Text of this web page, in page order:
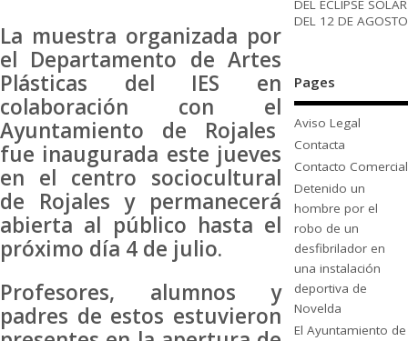
La muestra organizada por
el Departamento de Artes
Plásticas del IES en
colaboración con el
Ayuntamiento de Rojales
fue inaugurada este jueves
en el centro sociocultural
de Rojales y permanecerá
abierta al público hasta el
próximo día 4 de julio.
Profesores, alumnos y
padres de estos estuvieron
DEL ECLIPSE SOLAR
DEL 12 DE AGOSTO
Pages
Aviso Legal
Contacta
Contacto Comercial
Detenido un
hombre por el
robo de un
desfibrilador en
una instalación
deportiva de
Novelda
El Ayuntamiento de